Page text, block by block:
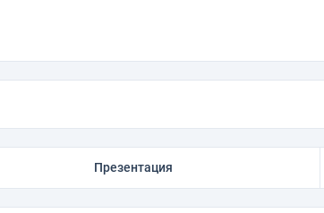
Презентация